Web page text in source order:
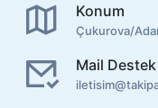
Konum
Çukurova/
Mail Destek